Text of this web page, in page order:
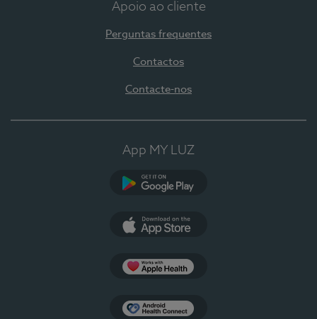
Apoio ao cliente
Perguntas frequentes
Contactos
Contacte-nos
App MY LUZ